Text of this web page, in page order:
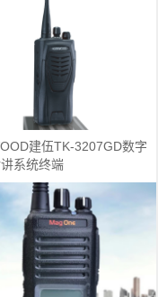
建伍TK-3207GD数字
系统终端